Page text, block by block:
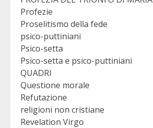
Profezie
Proselitismo della fede
psico-puttiniani
Psico-setta
Psico-setta e psico-puttiniani
QUADRI
Questione morale
Refutazione
religioni non cristiane
Revelation Virgo